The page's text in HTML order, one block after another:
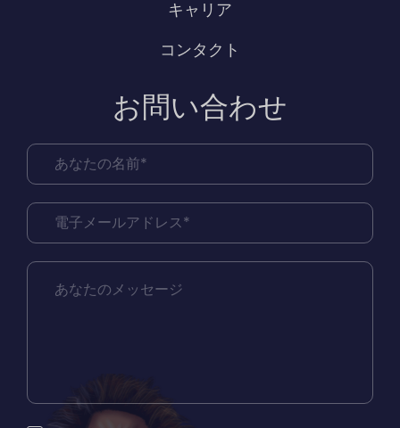
ーションしかし、無料でプレイするチャン
スを得るのは新しいプレーヤーだけではあ
は、通常1週間続く1回限りのプロモーション
を選択できます。これらのプロモーション
は、フリースピンをプレイできる特定のゲ
ーム、または利用可能なすべてのスロット
を含めることができる特定のゲームに対し
てのみ行うことができます。各オファー
は、それを提供するカジノとそのゲームの
多様性によって異なります。カジノで10回
最初に条件を確認することを忘れないでく
キャリア
コンタクト
お問い合わせ